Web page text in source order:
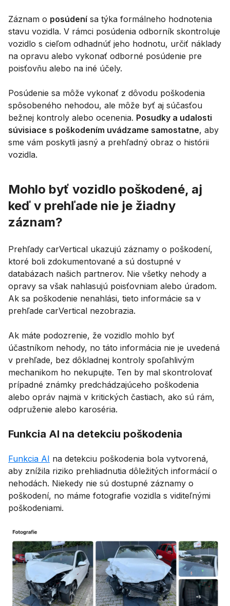
Záznam o posúdení sa týka formálneho hodnotenia
stavu vozidla. V rámci posúdenia odborník skontroluje
vozidlo s cieľom odhadnúť jeho hodnotu, určiť náklady
na opravu alebo vykonať odborné posúdenie pre
poisťovňu alebo na iné účely.
Posúdenie sa môže vykonať z dôvodu poškodenia
spôsobeného nehodou, ale môže byť aj súčasťou
bežnej kontroly alebo ocenenia. Posudky a udalosti
súvisiace s poškodením uvádzame samostatne, aby
sme vám poskytli jasný a prehľadný obraz o histórii
vozidla.
Mohlo byť vozidlo poškodené, aj
keď v prehľade nie je žiadny
záznam?
Prehľady carVertical ukazujú záznamy o poškodení,
ktoré boli zdokumentované a sú dostupné v
databázach našich partnerov. Nie všetky nehody a
opravy sa však nahlasujú poisťovniam alebo úradom.
Ak sa poškodenie nenahlási, tieto informácie sa v
prehľade carVertical nezobrazia.
Ak máte podozrenie, že vozidlo mohlo byť
účastníkom nehody, no táto informácia nie je uvedená
v prehľade, bez dôkladnej kontroly spoľahlivým
mechanikom ho nekupujte. Ten by mal skontrolovať
prípadné známky predchádzajúceho poškodenia
alebo opráv najmä v kritických častiach, ako sú rám,
odpruženie alebo karoséria.
Funkcia AI na detekciu poškodenia
Funkcia AI na detekciu poškodenia bola vytvorená,
aby znížila riziko prehliadnutia dôležitých informácií o
nehodách. Niekedy nie sú dostupné záznamy o
poškodení, no máme fotografie vozidla s viditeľnými
poškodeniami.